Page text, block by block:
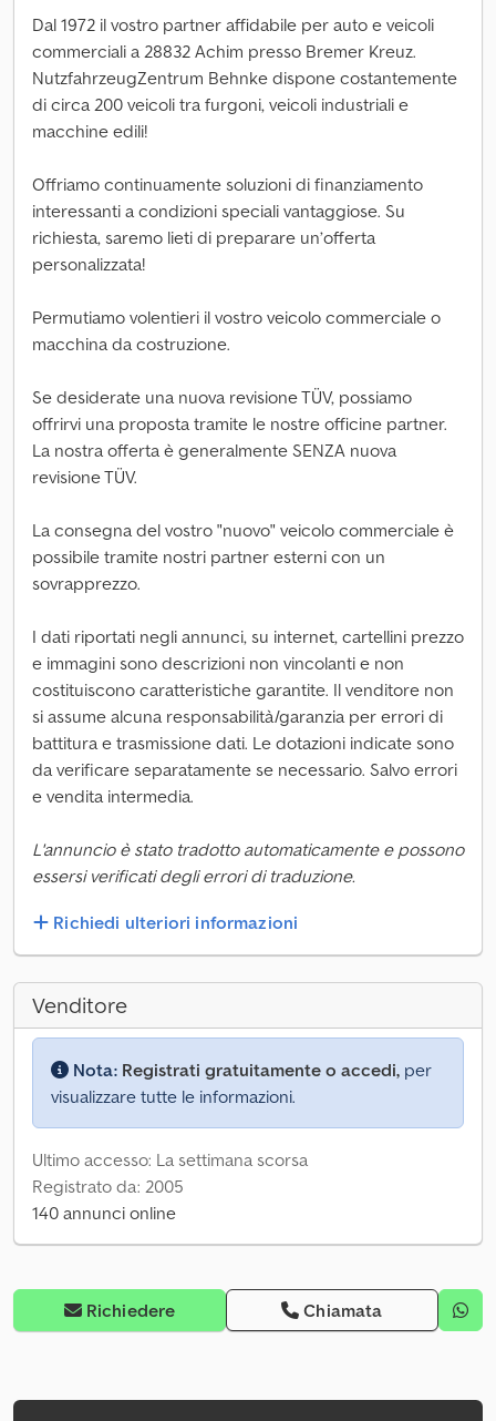
Dal 1972 il vostro partner affidabile per auto e veicoli
commerciali a 28832 Achim presso Bremer Kreuz.
NutzfahrzeugZentrum Behnke dispone costantemente
di circa 200 veicoli tra furgoni, veicoli industriali e
macchine edili!
Offriamo continuamente soluzioni di finanziamento
interessanti a condizioni speciali vantaggiose. Su
richiesta, saremo lieti di preparare un’offerta
personalizzata!
Permutiamo volentieri il vostro veicolo commerciale o
macchina da costruzione.
Se desiderate una nuova revisione TÜV, possiamo
offrirvi una proposta tramite le nostre officine partner.
La nostra offerta è generalmente SENZA nuova
revisione TÜV.
La consegna del vostro "nuovo" veicolo commerciale è
possibile tramite nostri partner esterni con un
sovrapprezzo.
I dati riportati negli annunci, su internet, cartellini prezzo
e immagini sono descrizioni non vincolanti e non
costituiscono caratteristiche garantite. Il venditore non
si assume alcuna responsabilità/garanzia per errori di
battitura e trasmissione dati. Le dotazioni indicate sono
da verificare separatamente se necessario. Salvo errori
e vendita intermedia.
L'annuncio è stato tradotto automaticamente e possono
essersi verificati degli errori di traduzione.
Richiedi ulteriori informazioni
Venditore
Nota: Registrati gratuitamente o accedi, per
visualizzare tutte le informazioni.
Ultimo accesso: La settimana scorsa
Registrato da: 2005
140 annunci online
Richiedere Chiamata